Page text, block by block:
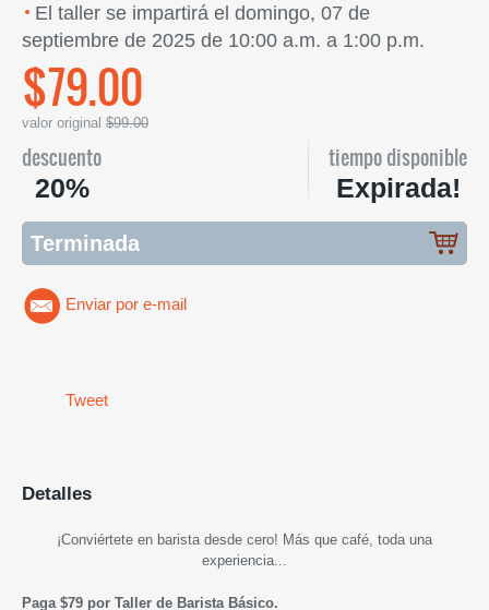
El taller se impartirá el domingo, 07 de
septiembre de 2025 de 10:00 a.m. a 1:00 p.m.
$79.00
valor original $99.00
descuento
20%
tiempo disponible
Expirada!
Terminada
Enviar por e-mail
Tweet
Detalles
¡Conviértete en barista desde cero! Más que café, toda una
experiencia...
Paga $79 por Taller de Barista Básico.